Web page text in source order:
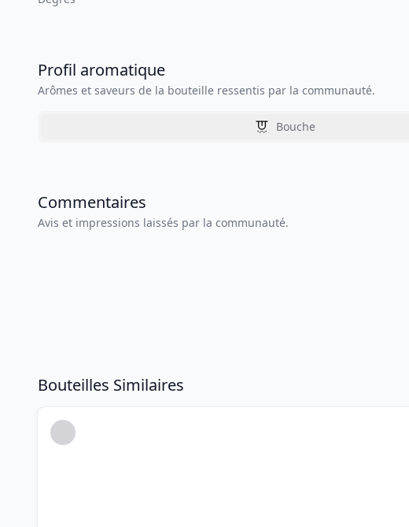
Profil aromatique
Arômes et saveurs de la bouteille ressentis par la communauté.
Bouche
Commentaires
Avis et impressions laissés par la communauté.
Bouteilles Similaires